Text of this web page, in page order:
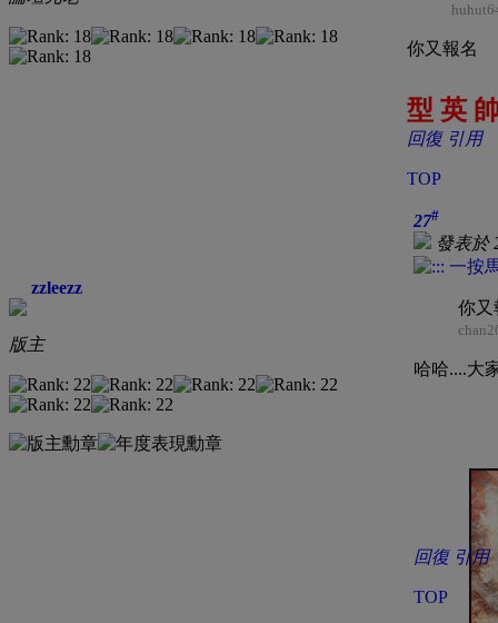
你又報名
型 英
回復 引用
TOP
zzleezz
版主
27#
發表於
你
哈哈....大
回復 引用
TOP